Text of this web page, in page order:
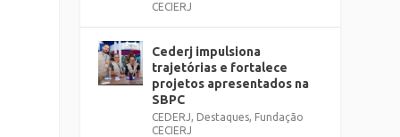
CECIERJ
Cederj impulsiona
trajetórias e fortalece
projetos apresentados na
SBPC
CEDERJ, Destaques, Fundação
CECIERJ